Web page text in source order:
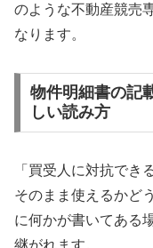
のような不動産競売
なります。
物件明細書の記
しい読み方
「買受人に対抗でき
そのまま使えるかど
に何かが書いてある